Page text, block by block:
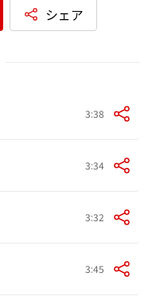
シェア
3:38
3:34
3:32
3:45